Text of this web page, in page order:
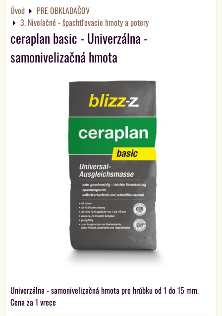
Úvod
PRE OBKLADAČOV
3. Nivelačné - špachtľovacie hmoty a potery
ceraplan basic - Univerzálna -
samonivelizačná hmota
Univerzálna - samonivelizačná hmota pre hrúbku od 1 do 15 mm.
Cena za 1 vrece